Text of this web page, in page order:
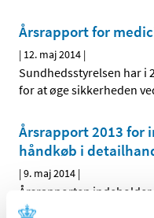
Årsrapport for
| 12. maj 2014 |
Sundhedsstyrelsen har i
for at øge sikkerheden
Årsrapport 2013 for
håndkøb i
|9. maj 2014 |
Årsrapporten
inspektioner af